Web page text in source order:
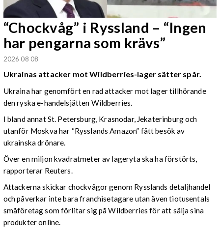
“Chockvåg” i Ryssland – “Ingen
har pengarna som krävs”
2026 08 08
Ukrainas attacker mot Wildberries-lager sätter spår.
Ukraina har genomfört en rad attacker mot lager tillhörande
den ryska e-handelsjätten Wildberries.
I bland annat St. Petersburg, Krasnodar, Jekaterinburg och
utanför Moskva har “Rysslands Amazon” fått besök av
ukrainska drönare.
Över en miljon kvadratmeter av lageryta ska ha förstörts,
rapporterar Reuters.
Attackerna skickar chockvågor genom Rysslands detaljhandel
och påverkar inte bara franchisetagare utan även tiotusentals
småföretag som förlitar sig på Wildberries för att sälja sina
produkter online.